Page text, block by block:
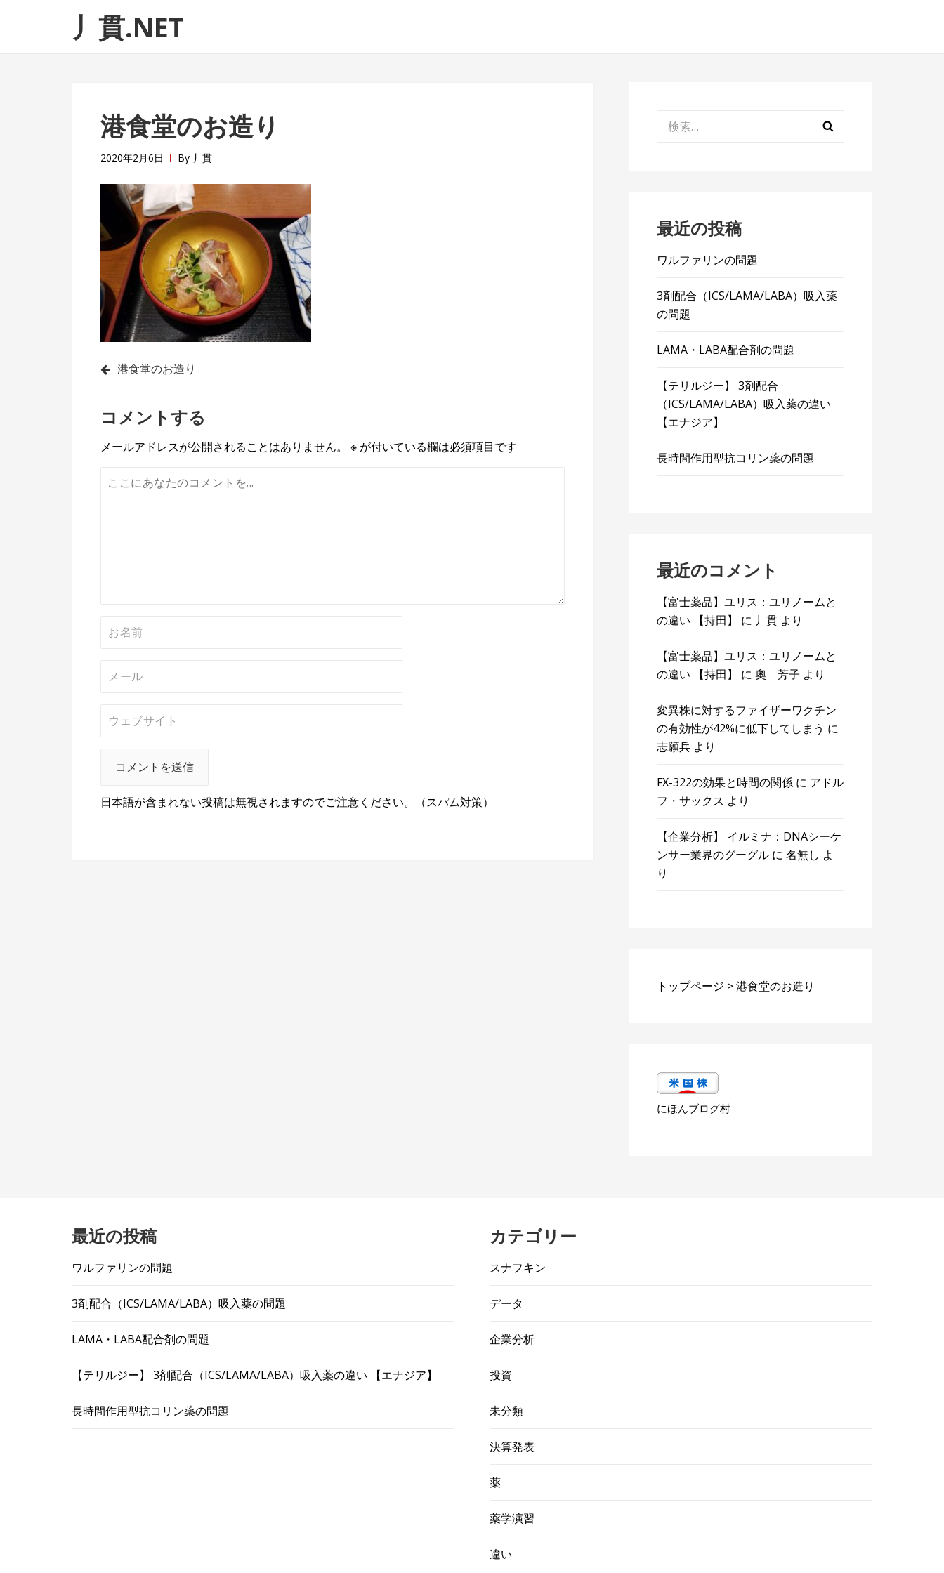
ゲ
テ丿貫.NET
港食堂のお造り
2020年2月6日 By 丿貫
投
ナ
ビ
ゲ
港食堂のお造り
コメントする
メールアドレスが公開されることはありません。 ※ が付いている欄は必須項目です
日本語が含まれない投稿は無視されますのでご注意ください。（スパム対策）
索:
最近の投稿
ワルファリンの問題
3剤配合（ICS/LAMA/LABA）吸入薬
の問題
LAMA・LABA配合剤の問題
【テリルジー】 3剤配合
（ICS/LAMA/LABA）吸入薬の違い
【エナジア】
長時間作用型抗コリン薬の問題
最近のコメント
【富士薬品】ユリス：ユリノームと
の違い 【持田】
に 丿貫 より
【富士薬品】ユリス：ユリノームと
の違い 【持田】
に奧 芳子 より
変異株に対するファイザーワクチン
の有効性が42%に低下してしまう に
志願兵 より
FX-322の効果と時間の関係 に アドル
フ・サックス より
【企業分析】 イルミナ：DNAシーケ
ンサー業界のグーグル に名無し よ
り
トップページ >港食堂のお造り
にほんブログ村
最近の投稿
ワルファリンの問題
3剤配合（ICS/LAMA/LABA）吸入薬の問題
LAMA・LABA配合剤の問題
【テリルジー】 3剤配合（ICS/LAMA/LABA）吸入薬の違い 【エナジア】
長時間作用型抗コリン薬の問題
カテゴリー
スナフキン
データ
企業分析
投資
未分類
決算発表
薬
薬学演習
違い